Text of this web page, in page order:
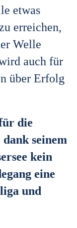
etwas
erreichen,
Welle
auch für
über Erfolg
die
seinem
kein
eine
und